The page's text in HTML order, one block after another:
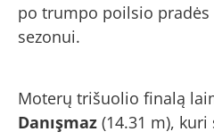
po trumpo poilsio
sezonui.
Moterų trišuolio finalą
Danışmaz (14.31 m),